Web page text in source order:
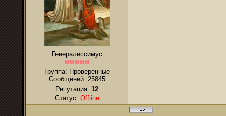
Генералиссимус
Группа: Проверенные
Сообщений: 25845
Репутация: 12
Статус: Offline